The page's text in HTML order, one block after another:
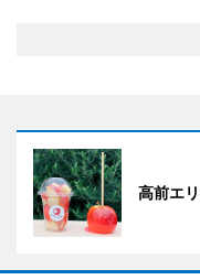
高前エ